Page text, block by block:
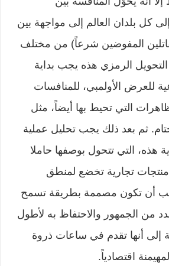
إلى كل بلدان العالم إلى مواجهة بين
المفوضين شرعاً) من مختلف
الرمزي هذه يجب بداية
للعرض الأولمبي، للمنافسات
التي تحيط بها أيضاً، مثل
ثم بعد ذلك يجب تحليل عملية
هذه، التي تتحول بوصفها حاملا
منتجات تجارية تخضع لمنطق
أن تكون مصممة بطريقة تسمح
من الجمهور والاحتفاظ به لأطول
إلى أنها تقدم في ساعات ذروة
اقتصادياً.